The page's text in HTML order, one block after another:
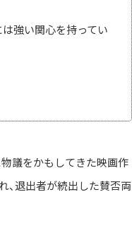
強い関心を持ってい
物議をかもしてきた映画作
、退出者が続出した賛否両